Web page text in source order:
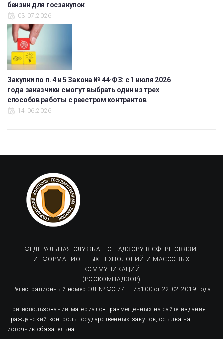
бензин для госзакупок
03.07.2026
Закупки по п. 4 и 5 Закона № 44-ФЗ: с 1 июля 2026
года заказчики смогут выбрать один из трех
способов работы с реестром контрактов
14.06.2026
ФЕДЕРАЛЬНАЯ СЛУЖБА ПО НАДЗОРУ В СФЕРЕ СВЯЗИ,
ИНФОРМАЦИОННЫХ ТЕХНОЛОГИЙ И МАССОВЫХ
КОММУНИКАЦИЙ
(РОСКОМНАДЗОР)
Регистрационный номер ЭЛ № ФС 77 — 75100 от 22.02.2019 года
При использовании материалов, размещенных на сайте издания
Гражданский контроль государственных закупок, ссылка на
источник обязательна.